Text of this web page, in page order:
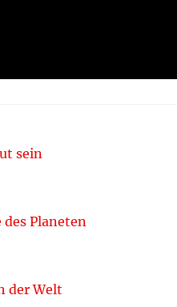
sein
Planeten
der Welt